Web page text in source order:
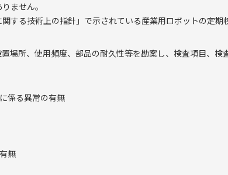
ません。
する技術上の指針」で示されている産業用ロボットの定期
場所、使用頻度、部品の耐久性等を勘案し、検査項目、
係る異常の有無
無